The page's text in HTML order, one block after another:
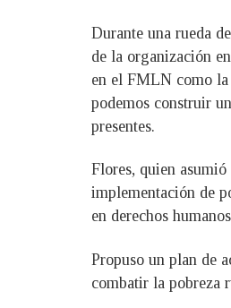
Durante una rueda
de la organización
en el FMLN como la
podemos construir
presentes.
Flores, quien
implementación de
en derechos
Propuso un plan de
combatir la pobreza